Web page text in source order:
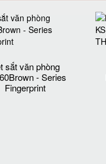
sắt văn phòng
- Series
Fingerprint